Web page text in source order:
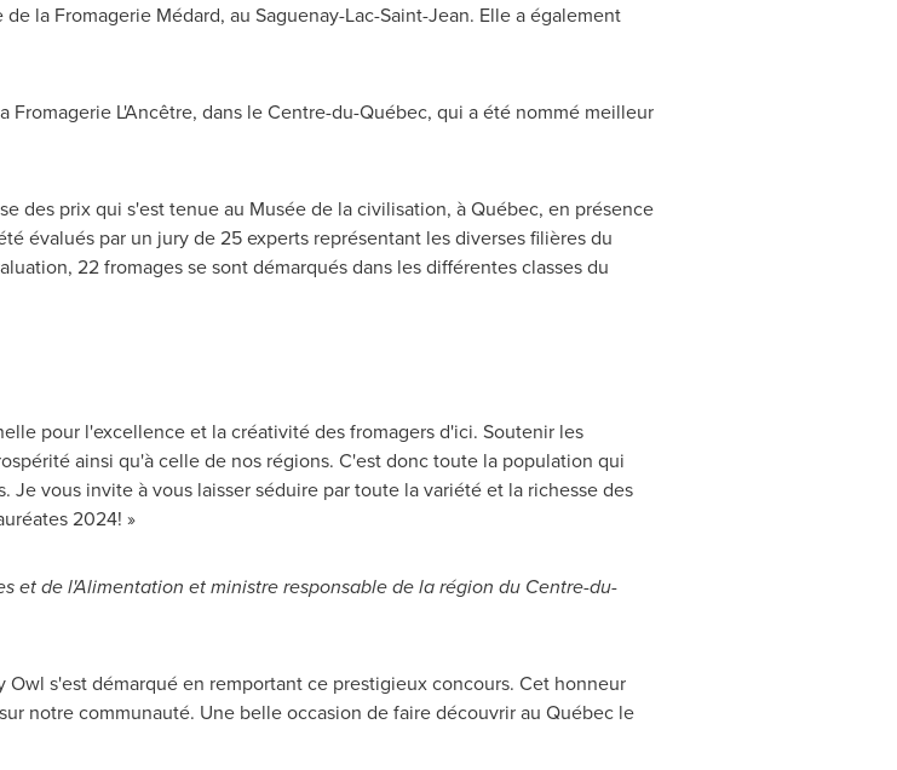
la Fromagerie Médard, au Saguenay-Lac-Saint-Jean. Elle a également
L'Ancêtre, dans le Centre-du-Québec, qui a été nommé meilleur
des prix qui s'est tenue au Musée de la civilisation, à Québec, en présence
évalués par un jury de 25 experts représentant les diverses filières du
22 fromages se sont démarqués dans les différentes classes du
pour l'excellence et la créativité des fromagers d'ici. Soutenir les
ainsi qu'à celle de nos régions. C'est donc toute la population qui
vous invite à vous laisser séduire par toute la variété et la richesse des
2024! »
et de l'Alimentation et ministre responsable de la région du Centre-du-
s'est démarqué en remportant ce prestigieux concours. Cet honneur
notre communauté. Une belle occasion de faire découvrir au Québec le